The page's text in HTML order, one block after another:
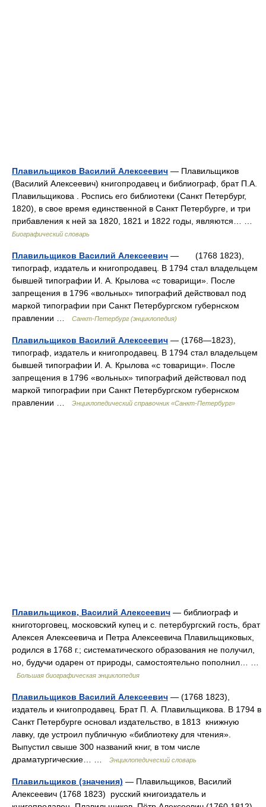
Плавильщиков Василий Алексеевич — Плавильщиков
(Василий Алексеевич) книгопродавец и библиограф, брат П.А.
Плавильщикова . Роспись его библиотеки (Санкт Петербург,
1820), в свое время единственной в Санкт Петербурге, и три
прибавления к ней за 1820, 1821 и 1822 годы, являются… …
Биографический словарь
Плавильщиков Василий Алексеевич — (1768 1823),
типограф, издатель и книгопродавец. В 1794 стал владельцем
бывшей типографии И. А. Крылова «с товарищи». После
запрещения в 1796 «вольных» типографий действовал под
маркой типографии при Санкт Петербургском губернском
правлении …
Санкт-Петербург (энциклопедия)
Плавильщиков Василий Алексеевич — (1768—1823),
типограф, издатель и книгопродавец. В 1794 стал владельцем
бывшей типографии И. А. Крылова «с товарищи». После
запрещения в 1796 «вольных» типографий действовал под
маркой типографии при Санкт Петербургском губернском
правлении …
Энциклопедический справочник «Санкт-Петербург»
Плавильщиков, Василий Алексеевич — библиограф и
книготорговец, московский купец и с. петербургский гость, брат
Алексея Алексеевича и Петра Алексеевича Плавильщиковых,
родился в 1768 г.; систематического образования не получил,
но, будучи одарен от природы, самостоятельно пополнил… …
Большая биографическая энциклопедия
Плавильщиков Василий Алексеевич — (1768 1823),
издатель и книгопродавец. Брат П. А. Плавильщикова. В 1794 в
Санкт Петербурге основал издательство, в 1813 книжную
лавку, где устроил публичную «библиотеку для чтения».
Выпустил свыше 300 названий книг, в том числе
драматургические… …
Энциклопедический словарь
Плавильщиков (значения) — Плавильщиков, Василий
Алексеевич (1768 1823) русский книгоиздатель и